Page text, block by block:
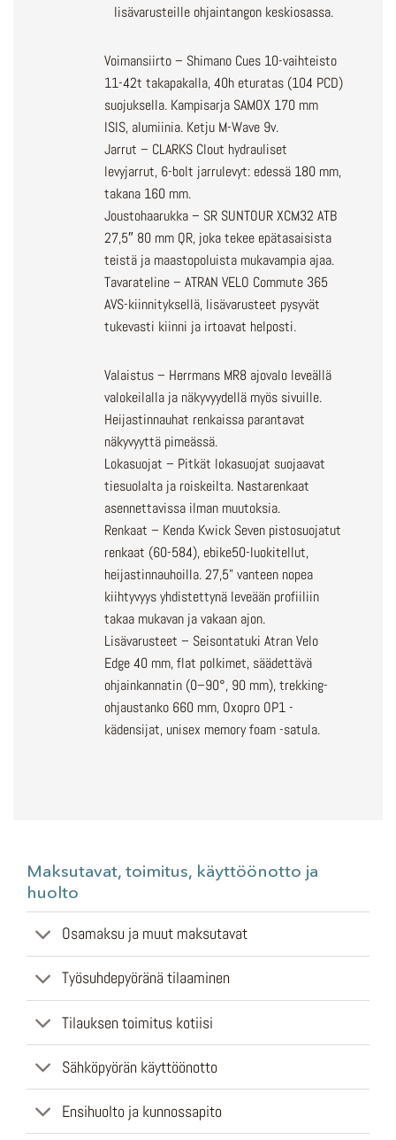
lisävarusteille ohjaintangon keskiosassa.
Voimansiirto – Shimano Cues 10-vaihteisto
11-42t takapakalla, 40h eturatas (104 PCD)
suojuksella. Kampisarja SAMOX 170 mm
ISIS, alumiinia. Ketju M-Wave 9v.
Jarrut – CLARKS Clout hydrauliset
levyjarrut, 6-bolt jarrulevyt: edessä 180 mm,
takana 160 mm.
Joustohaarukka – SR SUNTOUR XCM32 ATB
27,5″ 80 mm QR, joka tekee epätasaisista
teistä ja maastopoluista mukavampia ajaa.
Tavarateline – ATRAN VELO Commute 365
AVS-kiinnityksellä, lisävarusteet pysyvät
tukevasti kiinni ja irtoavat helposti.
Valaistus – Herrmans MR8 ajovalo leveällä
valokeilalla ja näkyvyydellä myös sivuille.
Heijastinnauhat renkaissa parantavat
näkyvyyttä pimeässä.
Lokasuojat – Pitkät lokasuojat suojaavat
tiesuolalta ja roiskeilta. Nastarenkaat
asennettavissa ilman muutoksia.
Renkaat – Kenda Kwick Seven pistosuojatut
renkaat (60-584), ebike50-luokitellut,
heijastinnauhoilla. 27,5” vanteen nopea
kiihtyvyys yhdistettynä leveään profiiliin
takaa mukavan ja vakaan ajon.
Lisävarusteet – Seisontatuki Atran Velo
Edge 40 mm, flat polkimet, säädettävä
ohjainkannatin (0–90°, 90 mm), trekking-
ohjaustanko 660 mm, Oxopro OP1 -
kädensijat, unisex memory foam -satula.
Maksutavat, toimitus, käyttöönotto ja
huolto
Osamaksu ja muut maksutavat
Työsuhdepyöränä tilaaminen
Tilauksen toimitus kotiisi
Sähköpyörän käyttöönotto
Ensihuolto ja kunnossapito